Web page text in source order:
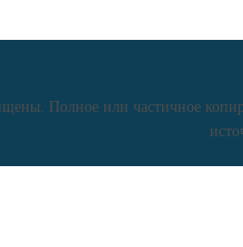
Полное или частичное